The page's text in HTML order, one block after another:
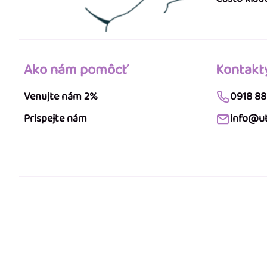
Ako nám pomôcť
Venujte nám 2%
Prispejte nám
0918